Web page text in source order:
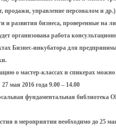
продажи, управление персоналом и
и развития бизнеса, проверенные на
организована работа
Бизнес-инкубатора для
о мастер-классах и спикерах
мая 2016 года 9.00 – 14.00
фундаментальная библиотека
в мероприятии необходимо до 25